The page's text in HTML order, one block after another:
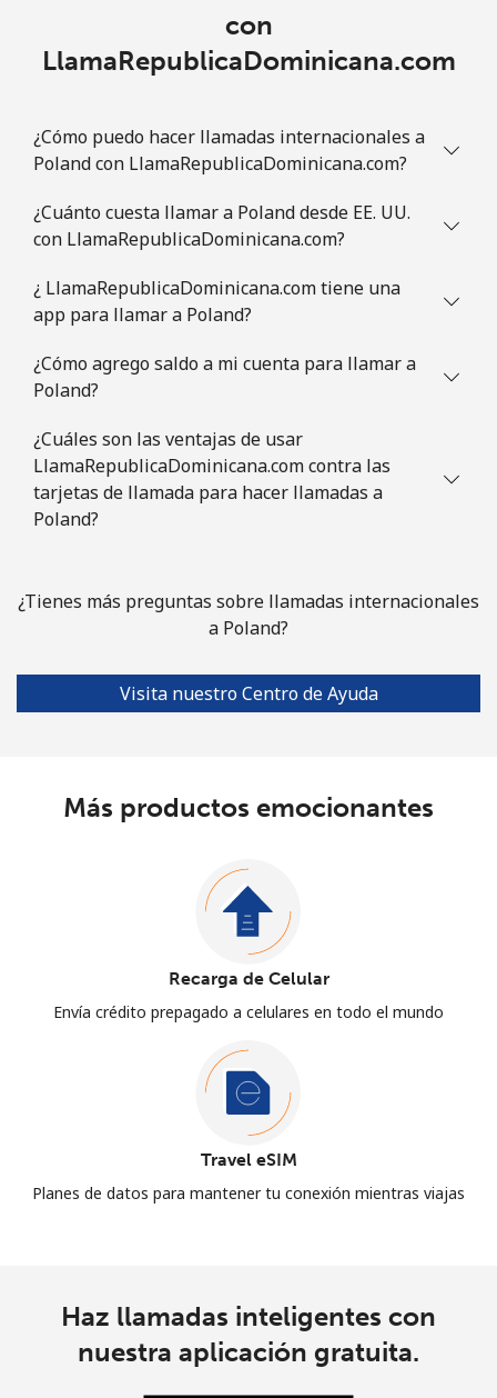
con
LlamaRepublicaDominicana.com
¿Cómo puedo hacer llamadas internacionales a
Poland con LlamaRepublicaDominicana.com?
¿Cuánto cuesta llamar a Poland desde EE. UU.
con LlamaRepublicaDominicana.com?
¿ LlamaRepublicaDominicana.com tiene una
app para llamar a Poland?
¿Cómo agrego saldo a mi cuenta para llamar a
Poland?
¿Cuáles son las ventajas de usar
LlamaRepublicaDominicana.com contra las
tarjetas de llamada para hacer llamadas a
Poland?
¿Tienes más preguntas sobre llamadas internacionales
a Poland?
Visita nuestro Centro de Ayuda
Más productos emocionantes
Recarga de Celular
Envía crédito prepagado a celulares en todo el mundo
Travel eSIM
Planes de datos para mantener tu conexión mientras viajas
Haz llamadas inteligentes con
nuestra aplicación gratuita.